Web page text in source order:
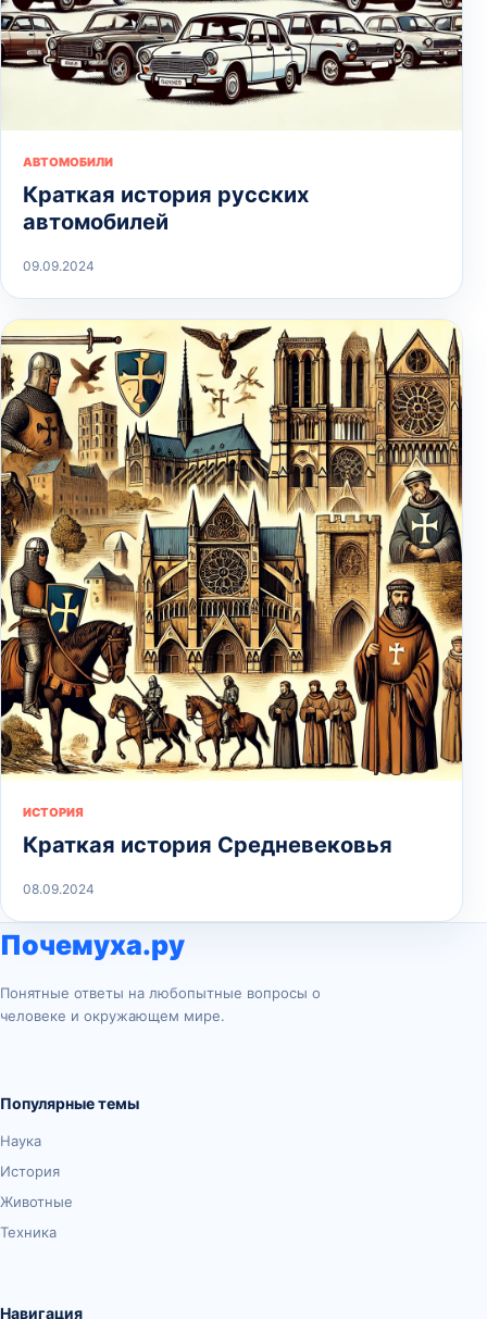
АВТОМОБИЛИ
Краткая история русских
автомобилей
09.09.2024
ИСТОРИЯ
Краткая история Средневековья
08.09.2024
Почемуха.ру
Понятные ответы на любопытные вопросы о
человеке и окружающем мире.
Популярные темы
Наука
История
Животные
Техника
Навигация